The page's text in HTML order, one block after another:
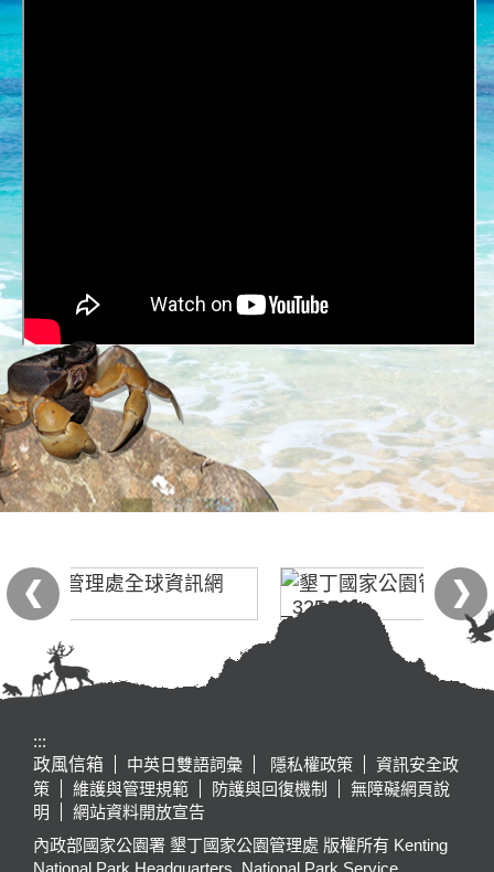
:::
政風信箱
中英日雙語詞彙 隱私權政策
資訊安全政
策
維護與管理規範 防護與回復機制
無障礙網頁說
明
網站資料開放宣告
內政部國家公園署 墾丁國家公園管理處 版權所有 Kenting
National Park Headquarters, National Park Service,